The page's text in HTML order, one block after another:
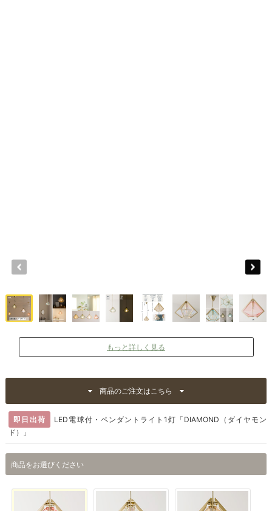
もっと詳しく見る
商品のご注文はこちら
即日出荷
LED電球付・ペンダントライト1灯「DIAMOND（ダイヤモン
ド）」
商品をお選びください